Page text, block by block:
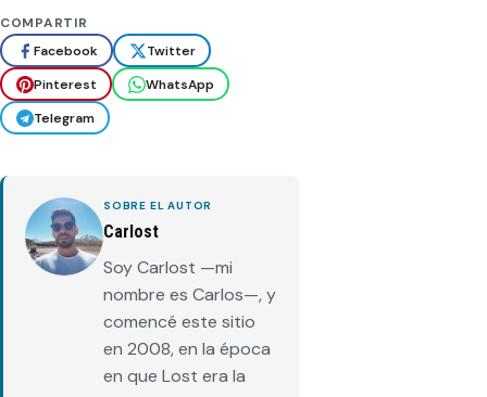
COMPARTIR
Facebook
Twitter
Pinterest
WhatsApp
Telegram
SOBRE EL AUTOR
Carlost
Soy Carlost —mi
nombre es Carlos—, y
comencé este sitio
en 2008, en la época
en que Lost era la